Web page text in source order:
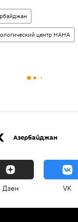
центр НАНА
Азербайджан
Дзен VK